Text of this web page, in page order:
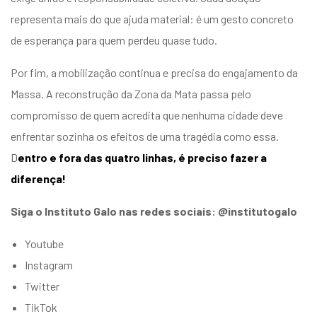
representa mais do que ajuda material: é um gesto concreto
de esperança para quem perdeu quase tudo.
Por fim, a mobilização continua e precisa do engajamento da
Massa. A reconstrução da Zona da Mata passa pelo
compromisso de quem acredita que nenhuma cidade deve
enfrentar sozinha os efeitos de uma tragédia como essa.
Dentro e fora das quatro linhas, é preciso fazer a
diferença!
Siga o Instituto Galo nas redes sociais: @institutogalo
Youtube
Instagram
Twitter
TikTok